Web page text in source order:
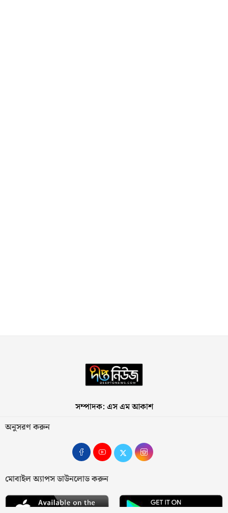
সম্পাদক: এস এম আকাশ
অনুসরণ করুন
মোবাইল অ্যাপস ডাউনলোড করুন